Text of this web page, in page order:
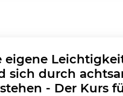
eigene
sich durch
- Der Kurs